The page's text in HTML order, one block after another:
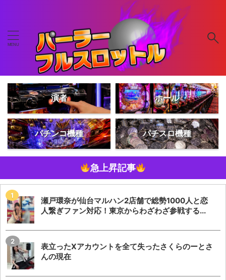
演者 ホール
パチンコ機種 パチスロ機種
急上昇記事
瀬戸環奈が仙台マルハン2店舗で総勢1000人と恋
人繋ぎファン対応！東京からわざわざ参戦する...
表立ったXアカウントを全て失ったさくらのーとさ
んの現在